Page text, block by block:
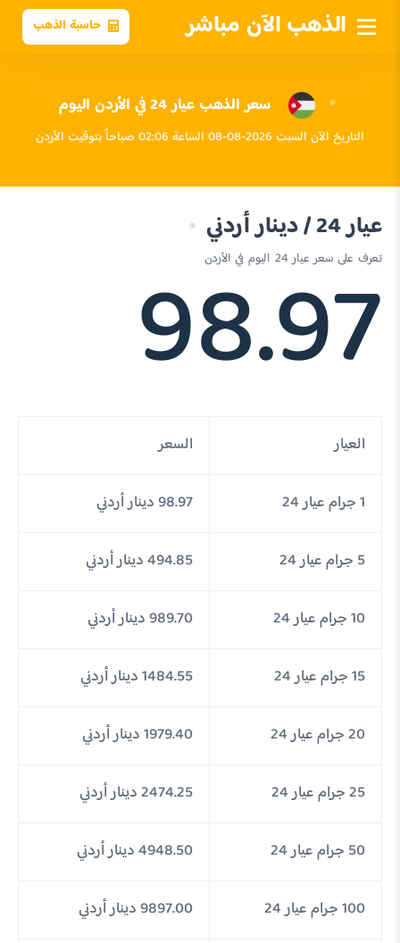
الذهب الآن مباشر حاسبة الذهب
سعر الذهب عيار 24 في الأردن اليوم
التاريخ الآن السبت 2026-08-08 الساعة 02:06 صباحاً بتوقيت الأردن
عيار 24 / دينار أردني
تعرف على سعر عيار 24 اليوم في الأردن
98.97
العيار السعر
1 جرام عيار 24 98.97 دينار أردني
5 جرام عيار 24 494.85 دينار أردني
10 جرام عيار 24 989.70 دينار أردني
15 جرام عيار 24 1484.55 دينار أردني
20 جرام عيار 24 1979.40 دينار أردني
25 جرام عيار 24 2474.25 دينار أردني
50 جرام عيار 24 4948.50 دينار أردني
100 جرام عيار 24 9897.00 دينار أردني